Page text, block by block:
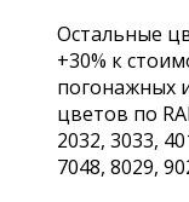
Остальные
+30% к
погонажных
цветов по
2032, 3033,
7048, 8029,